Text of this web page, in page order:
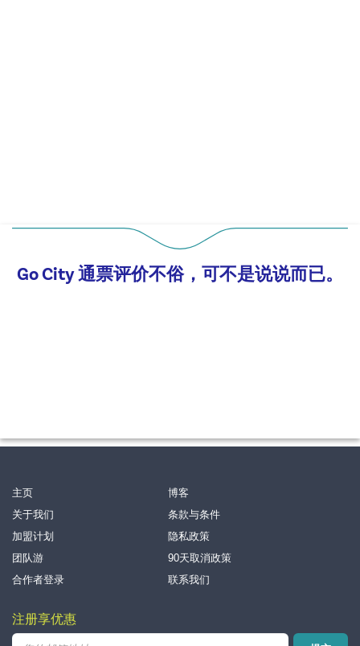
Go City 通票评价不俗，可不是说说而已。
主页
博客
关于我们
条款与条件
加盟计划
隐私政策
团队游
90天取消政策
合作者登录
联系我们
注册享优惠
电